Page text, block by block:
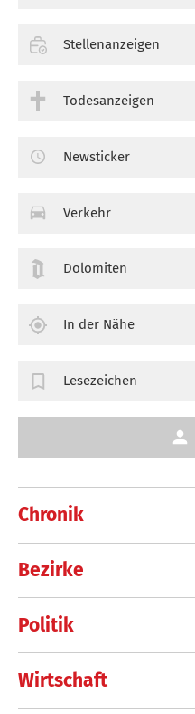
Chronik
Bezirke
Politik
Wirtschaft
Stellenanzeigen
Todesanzeigen
Newsticker
Verkehr
Dolomiten
In der Nähe
Lesezeichen